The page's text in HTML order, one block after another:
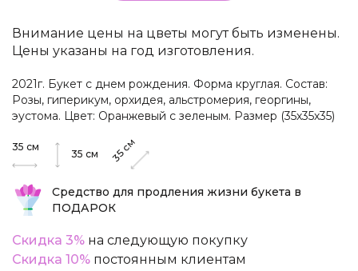
Внимание цены на цветы могут быть изменены.
Цены указаны на год изготовления.
2021г. Букет с днем рождения. Форма круглая. Состав:
Розы, гиперикум, орхидея, альстромерия, георгины,
эустома. Цвет: Оранжевый с зеленым. Размер (35х35х35)
35 см
35 см 35см
Средство для продления жизни букета в
ПОДАРОК
Скидка 3% на следующую покупку
Скидка 10% постоянным клиентам